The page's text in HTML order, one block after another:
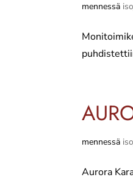
mennessä
mennessä
Aurora